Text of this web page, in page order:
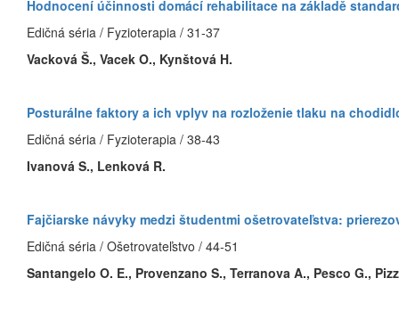
Hodnocení účinnosti domácí rehabilitace na základě
Edičná séria / Fyzioterapia / 31-37
Vacková Š., Vacek O., Kynštová H.
Posturálne faktory a ich vplyv na rozloženie tlaku na
Edičná séria / Fyzioterapia / 38-43
Ivanová S., Lenková R.
Fajčiarske návyky medzi študentmi ošetrovateľstva:
Edičná séria / Ošetrovateľstvo / 44-51
Santangelo O. E., Provenzano S., Terranova A., Pesco G.,